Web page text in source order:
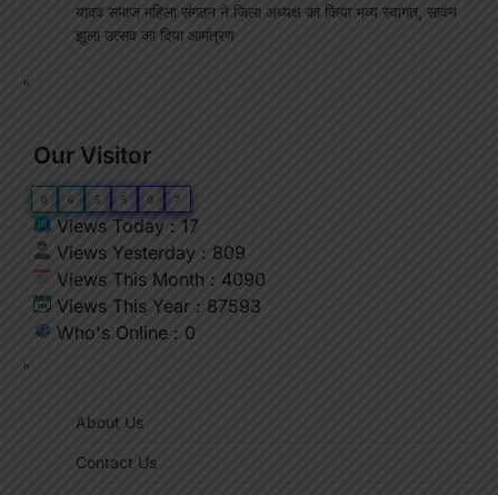
यादव समाज महिला संगठन ने जिला अध्यक्ष का किया भव्य स्वागत, सावन
झूला उत्सव का दिया आमंत्रण
"
Our Visitor
0 6 5 5 8 7
Views Today : 17
Views Yesterday : 809
Views This Month : 4090
Views This Year : 87593
Who's Online : 0
"
About Us
Contact Us